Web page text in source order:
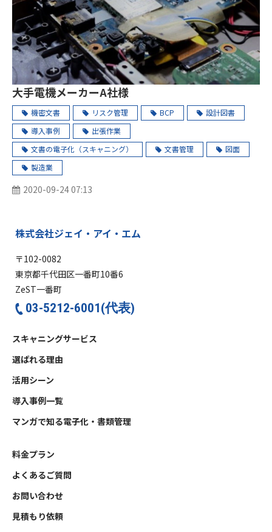
大手電機メーカーA社様
機密文書 リスク管理 BCP
設計図書
導入事例
出張作業
文書の電子化（スキャニング）
文書管理
図面
製造業
2020-09-24 07:13
株式会社ジェイ・アイ・エム
〒102-0082
東京都千代田区一番町10番6
ZeST一番町
03-5212-6001(代表)
スキャニングサービス
選ばれる理由
活用シーン
導入事例一覧
マンガで知る電子化・書類管理
料金プラン
よくあるご質問
お問い合わせ
見積もり依頼